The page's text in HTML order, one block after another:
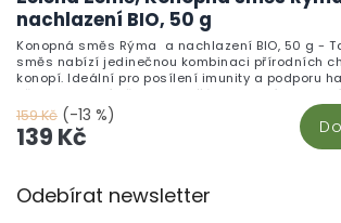
nachlazení BIO, 50 g
159 Kč (-13 %)
139 Kč
Konopná směs Rýma a nachlazení BIO, 50 g -
směs nabízí jedinečnou kombinaci přírodních
konopí. Ideální pro posílení imunity a podporu
při nachlazení. Připravte si šálek zdraví z
ocení každý milovník čajů.
Odebírat newsletter